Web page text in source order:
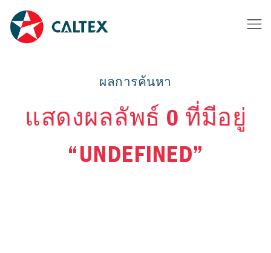
ผลการค้นหา
แสดงผลลัพธ์ 0 ที่มีอยู่
“UNDEFINED”